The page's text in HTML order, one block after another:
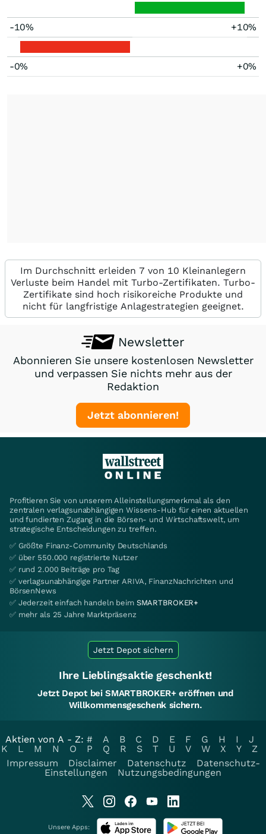
-10% +10%
-0% +0%
Im Durchschnitt erleiden 7 von 10 Kleinanlegern
Verluste beim Handel mit Turbo-Zertifikaten. Turbo-
Zertifikate sind hoch risikoreiche Produkte und
nicht für langfristige Anlagestrategien geeignet.
Newsletter
Abonnieren Sie unsere kostenlosen Newsletter
und verpassen Sie nichts mehr aus der
Redaktion
Jetzt abonnieren!
Profitieren Sie von unserem Alleinstellungsmerkmal als den
zentralen verlagsunabhängigen Wissens-Hub für einen aktuellen
und fundierten Zugang in die Börsen- und Wirtschaftswelt, um
strategische Entscheidungen zu treffen.
✅ Größte Finanz-Community Deutschlands
✅ über 550.000 registrierte Nutzer
✅ rund 2.000 Beiträge pro Tag
✅ verlagsunabhängige Partner ARIVA, FinanzNachrichten und
BörsenNews
✅ Jederzeit einfach handeln beim SMARTBROKER+
✅ mehr als 25 Jahre Marktpräsenz
Jetzt Depot sichern
Ihre Lieblingsaktie geschenkt!
Jetzt Depot bei SMARTBROKER+ eröffnen und
Willkommensgeschenk sichern.
Aktien von A - Z: # A B C D E F G H I
J
K
L M N O P Q R S T U V W X Y
Z
Impressum
Disclaimer Datenschutz
Datenschutz-
Einstellungen
Nutzungsbedingungen
Unsere Apps: